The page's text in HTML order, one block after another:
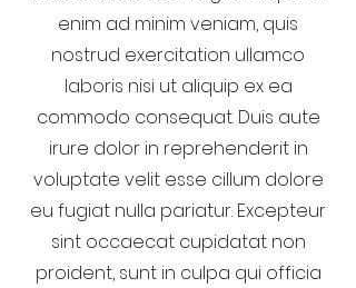
enim ad minim veniam, quis
nostrud exercitation ullamco
laboris nisi ut aliquip ex ea
commodo consequat. Duis aute
irure dolor in reprehenderit in
voluptate velit esse cillum dolore
eu fugiat nulla pariatur. Excepteur
sint occaecat cupidatat non
proident, sunt in culpa qui officia